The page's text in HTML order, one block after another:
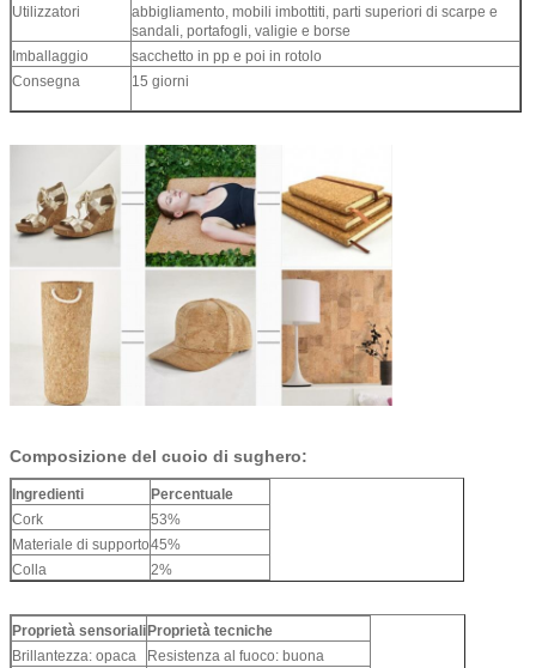
Utilizzatori
abbigliamento, mobili imbottiti, parti superiori di scarpe e
sandali, portafogli, valigie e borse
Imballaggio
sacchetto in pp e poi in rotolo
Consegna
15 giorni
Composizione del cuoio di sughero:
Ingredienti
Percentuale
Cork
53%
Materiale di supporto45%
Colla
2%
Proprietà sensoriali Proprietà tecniche
Brillantezza: opaca
Resistenza al fuoco: buona